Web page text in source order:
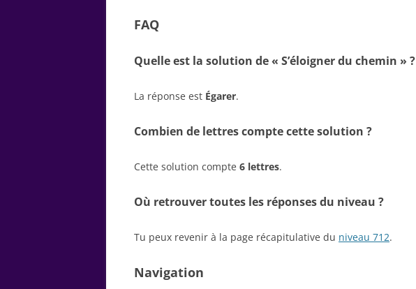
FAQ
Quelle est la solution de « S’éloigner du chemin » ?
La réponse est Égarer.
Combien de lettres compte cette solution ?
Cette solution compte 6 lettres.
Où retrouver toutes les réponses du niveau ?
Tu peux revenir à la page récapitulative du niveau 712.
Navigation